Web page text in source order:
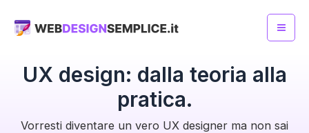
UX design: dalla teoria alla
pratica.
Vorresti diventare un vero UX designer ma non sai